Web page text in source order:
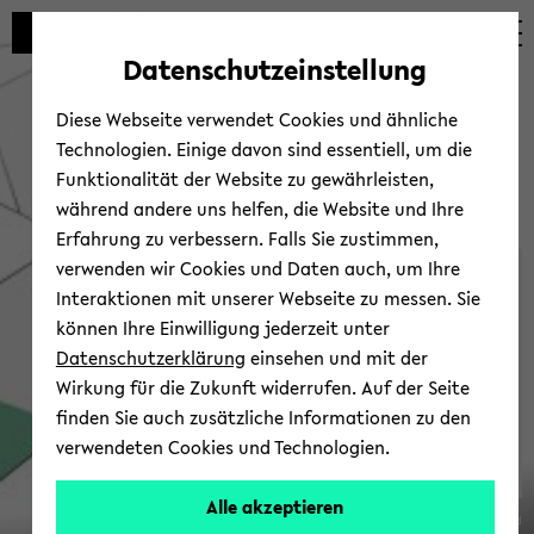
Automatische
vermeiden
zum
wechseln
zum
wechseln
zum
wechseln
Sonder­forschungsbereich
1288
Datenschutzeinstellung
Diese Webseite verwendet Cookies und ähnliche
Technologien. Einige davon sind essentiell, um die
Funktionalität der Website zu gewährleisten,
während andere uns helfen, die Website und Ihre
Erfahrung zu verbessern. Falls Sie zustimmen,
verwenden wir Cookies und Daten auch, um Ihre
Interaktionen mit unserer Webseite zu messen. Sie
können Ihre Einwilligung jederzeit unter
Datenschutzerklärung einsehen und mit der
Wirkung für die Zukunft widerrufen. Auf der Seite
finden Sie auch zusätzliche Informationen zu den
verwendeten Cookies und Technologien.
Alle akzeptieren